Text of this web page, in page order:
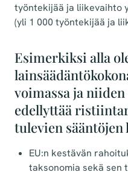
työntekijää ja liikevaihto
(yli 1 000 työntekijää ja
Esimerkiksi alla
voimassa ja
edellyttää
tulevien sääntöjen
EU:n kestävän
taksonomia sekä